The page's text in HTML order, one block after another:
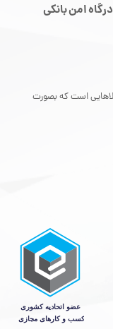
درگاه امن بانکی
است که بصورت